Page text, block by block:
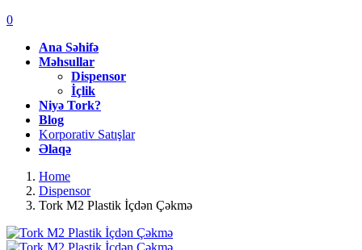
0
Ana Səhifə
Məhsullar
Dispensor
İçlik
Niyə Tork?
Blog
Korporativ Satışlar
Əlaqə
Home
Dispensor
Tork M2 Plastik İçdən Çəkmə